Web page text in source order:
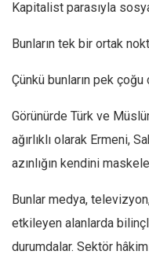
Kapitalist parasıyla
Bunların tek bir ortak
Çünkü bunların pek
Görünürde Türk ve
ağırlıklı olarak Ermeni,
azınlığın kendini
Bunlar medya,
etkileyen alanlarda
durumdalar. Sektör